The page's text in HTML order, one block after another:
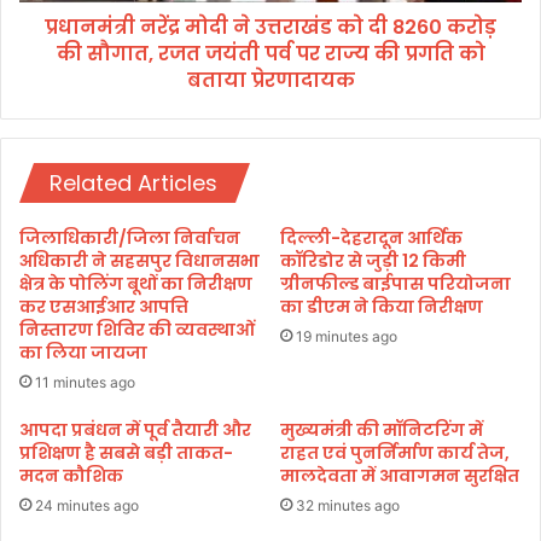
,
थौ
रा
ग
ढ़
के
अ
धि
ग्र
ह
हे
तु
ए
म
रा
ड
को
दी
8
2
6
0
क
रो
की
सौ
गा
त
प्रधानमंत्री नरेंद्र मोदी ने उत्तराखंड को दी 8260 करोड़
की सौगात, रजत जयंती पर्व पर राज्य की प्रगति को
बताया प्रेरणादायक
Related Articles
जिलाधिकारी/जिला निर्वाचन
अधिकारी ने सहसपुर विधानसभा
क्षेत्र के पोलिंग बूथों का निरीक्षण
कर एसआईआर आपत्ति
निस्तारण शिविर की व्यवस्थाओं
का लिया जायजा
11 minutes ago
दिल्ली-देहरादून आर्थिक
कॉरिडोर से जुड़ी 12 किमी
ग्रीनफील्ड बाईपास परियोजना
का डीएम ने किया निरीक्षण
19 minutes ago
आपदा प्रबंधन में पूर्व तैयारी और
प्रशिक्षण है सबसे बड़ी ताकत-
मदन कौशिक
24 minutes ago
मुख्यमंत्री की मॉनिटरिंग में
राहत एवं पुनर्निर्माण कार्य तेज,
मालदेवता में आवागमन सुरक्षित
32 minutes ago